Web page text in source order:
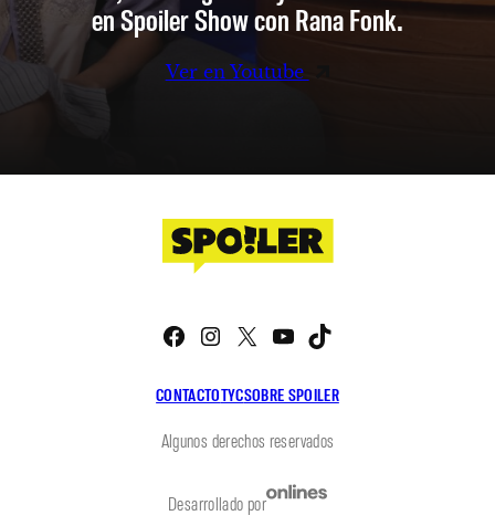
en Spoiler Show con Rana Fonk.
Ver en Youtube
CONTACTOTYCSOBRE SPOILER
Facebook
Instagram
X YouTube
Algunos derechos reservados
Desarrollado por